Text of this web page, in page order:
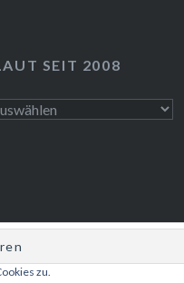
SEIT 2008
zu.